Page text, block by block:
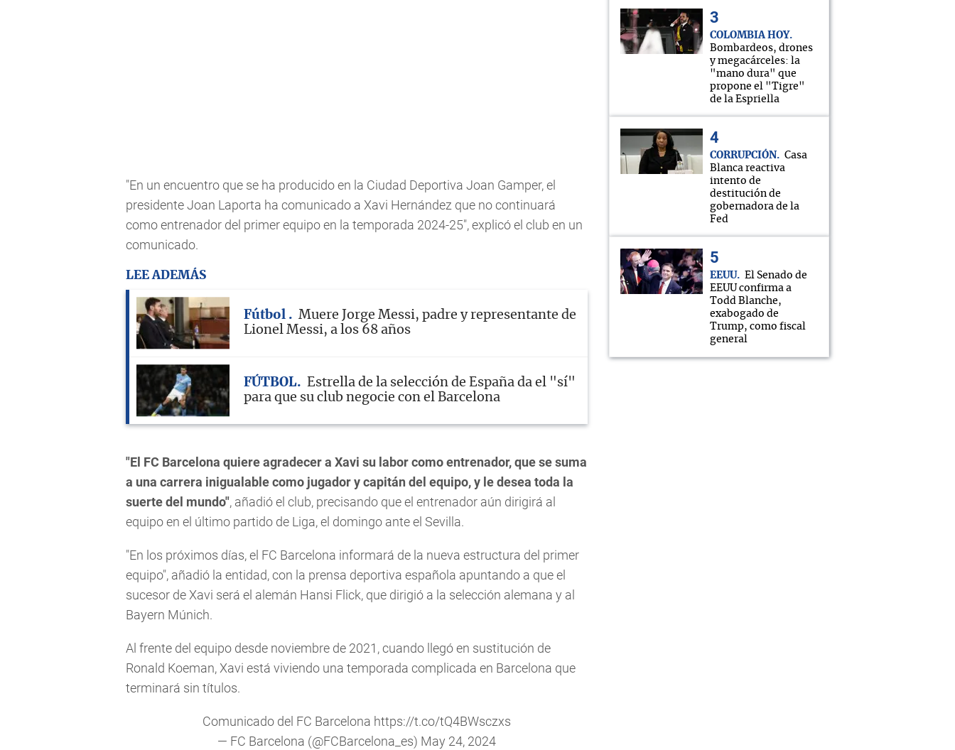
"En un encuentro que se ha producido en la Ciudad Deportiva Joan Gamper, el
presidente Joan Laporta ha comunicado a Xavi Hernández que no continuará
como entrenador del primer equipo en la temporada 2024-25", explicó el club en un
comunicado.
LEE ADEMÁS
Fútbol
Muere Jorge Messi, padre y representante de
Lionel Messi, a los 68 años
FÚTBOL
Estrella de la selección de España da el "sí"
para que su club negocie con el Barcelona
"El FC Barcelona quiere agradecer a Xavi su labor como entrenador, que se suma
a una carrera inigualable como jugador y capitán del equipo, y le desea toda la
suerte del mundo", añadió el club, precisando que el entrenador aún dirigirá al
equipo en el último partido de Liga, el domingo ante el Sevilla.
"En los próximos días, el FC Barcelona informará de la nueva estructura del primer
equipo", añadió la entidad, con la prensa deportiva española apuntando a que el
sucesor de Xavi será el alemán Hansi Flick, que dirigió a la selección alemana y al
Bayern Múnich.
Al frente del equipo desde noviembre de 2021, cuando llegó en sustitución de
Ronald Koeman, Xavi está viviendo una temporada complicada en Barcelona que
terminará sin títulos.
Comunicado del FC Barcelona https://t.co/tQ4BWsczxs
— FC Barcelona (@FCBarcelona_es) May 24, 2024
COLOMBIA HOY
Bombardeos, drones
y megacárceles: la
"mano dura" que
propone el "Tigre"
de la Espriella
CORRUPCIÓN
Casa
Blanca reactiva
intento de
destitución de
gobernadora de la
Fed
EEUU
El Senado de
EEUU confirma a
Todd Blanche,
exabogado de
Trump, como fiscal
general